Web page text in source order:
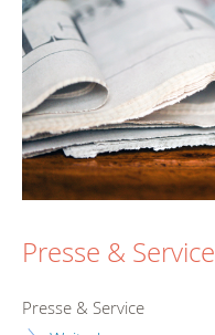
Presse & Service
Presse & Service